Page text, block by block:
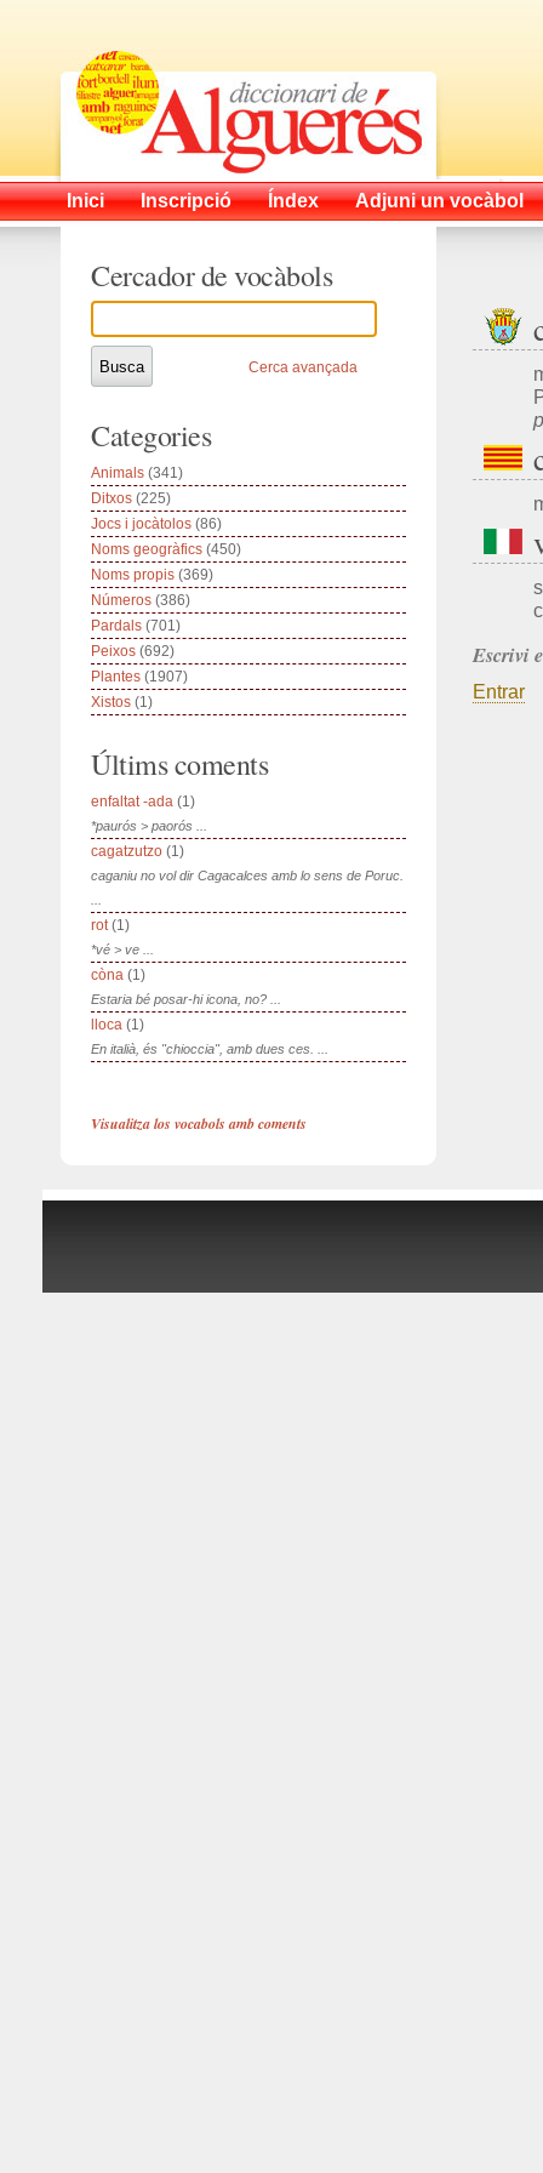
Inici Inscripció Índex Adjuni un vocàbol
Escrivi
Entrar
Cercador de vocàbols
Cerca avançada
Categories
Animals (341)
Ditxos (225)
Jocs i jocàtolos (86)
Noms geogràfics (450)
Noms propis (369)
Números (386)
Pardals (701)
Peixos (692)
Plantes (1907)
Xistos (1)
Últims coments
enfaltat -ada (1)
*paurós > paorós ...
cagatzutzo (1)
caganiu no vol dir Cagacalces amb lo sens de Poruc.
rot(1)
*vé > ve ...
còna (1)
Estaria bé posar-hi icona, no? ...
lloca (1)
En italià, és "chioccia", amb dues ces. ...
Visualitza los vocabols amb coments